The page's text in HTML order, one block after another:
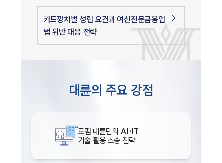
카드깡처벌 성립 요건과 여신전문금융업
법 위반 대응 전략
대륜의 주요 강점
로펌 대륜만의 AI·IT
기술 활용 소송 전략